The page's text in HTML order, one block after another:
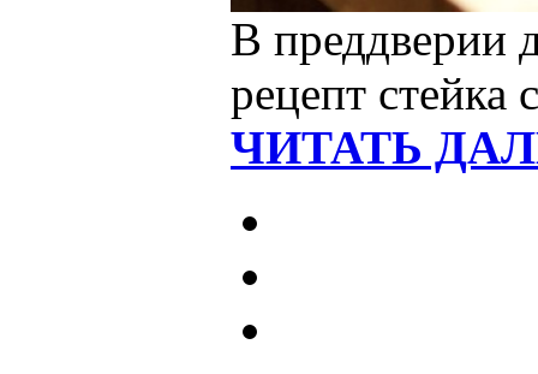
В преддверии
рецепт
ЧИТАТЬ